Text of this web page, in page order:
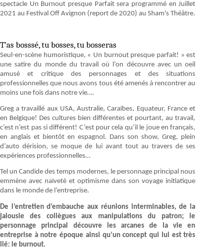
spectacle Un Burnout presque Parfait sera programmé en Juillet
2021 au Festival Off Avignon (report de 2020) au Sham's Théâtre.
T’as bosssé, tu bosses, tu bosseras
Seul-en-scène humoristique, « Un burnout presque parfait! » est
une satire du monde du travail où l’on découvre avec un oeil
amusé et critique des personnages et des situations
professionnelles que nous avons tous été amenés à rencontrer au
moins une fois dans notre vie….
Greg a travaillé aux USA, Australie, Caraïbes, Equateur, France et
en Belgique! Des cultures bien différentes et pourtant, au travail,
c’est n’est pas si différent! C’est pour cela qu’il le joue en français,
en anglais et bientôt en espagnol. Dans son show, Greg, plein
d’auto dérision, se moque de lui avant tout au travers de ses
expériences professionnelles…
Tel un Candide des temps modernes, le personnage principal nous
emmène avec naïveté et optimisme dans son voyage initiatique
dans le monde de l’entreprise.
De l’entretien d’embauche aux réunions interminables, de la
jalousie des collègues aux manipulations du patron; le
personnage principal découvre les arcanes de la vie en
entreprise à notre époque ainsi qu’un concept qui lui est très
lié: le burnout.